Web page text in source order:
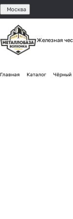
Москва
Железная
Главная Каталог Чёрный